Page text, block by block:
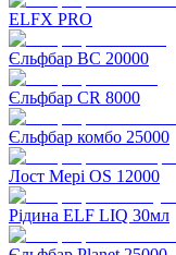
ELFX PRO
Єльфбар BC 20000
Єльфбар CR 8000
Єльфбар комбо 25000
Лост Мері OS 12000
Рідина ELF LIQ 30мл